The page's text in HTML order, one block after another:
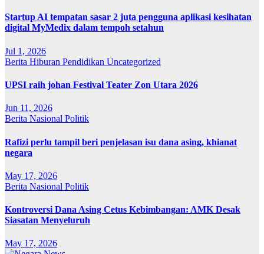
Startup AI tempatan sasar 2 juta pengguna aplikasi kesihatan
digital MyMedix dalam tempoh setahun
Jul 1, 2026
Berita Hiburan Pendidikan Uncategorized
UPSI raih johan Festival Teater Zon Utara 2026
Jun 11, 2026
Berita Nasional Politik
Rafizi perlu tampil beri penjelasan isu dana asing, khianat
negara
May 17, 2026
Berita Nasional Politik
Kontroversi Dana Asing Cetus Kebimbangan: AMK Desak
Siasatan Menyeluruh
May 17, 2026